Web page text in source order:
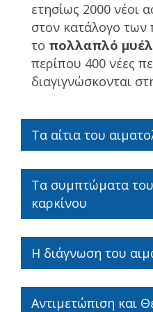
ετησίως 2000 νέοι
στον κατάλογο
το πολλαπλό
περίπου 400 νέες
διαγιγνώσκονται
Τα αίτια του
Τα συμπτώματα του
καρκίνου
Η διάγνωση του
Αντιμετώπιση και